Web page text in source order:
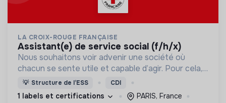
LA CROIX-ROUGE FRANÇAISE
assistant(e) de service social (f/h/x)
Nous souhaitons voir advenir une société où
chacun se sente utile et capable d’agir. Pour cela,
nous proposons des moyens et des lieux
d’engagement innovants et adaptés à tous.
💡 Structure de l’ESS CDI
1 labels et certifications
PARIS, France